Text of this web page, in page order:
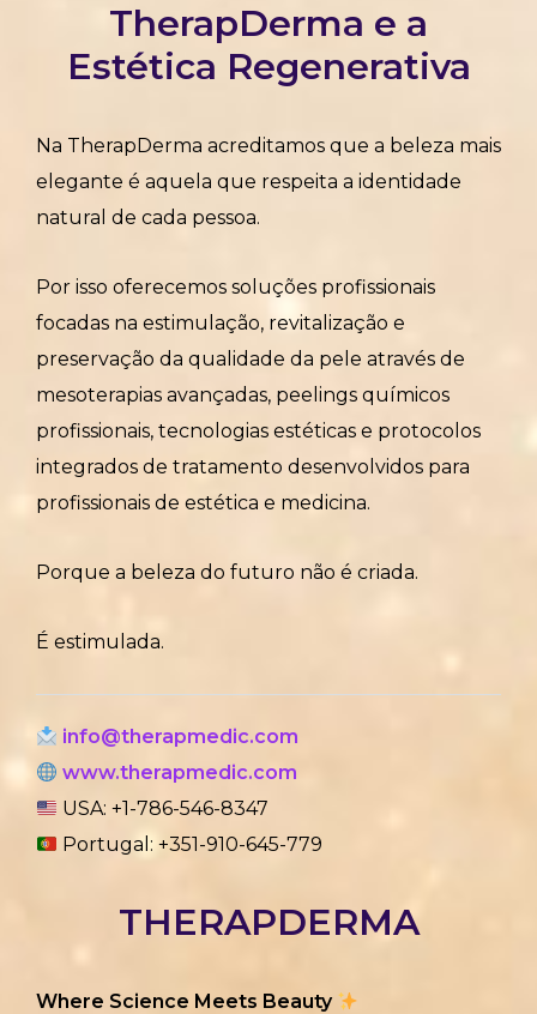
TherapDerma e a
Estética Regenerativa
Na TherapDerma acreditamos que a beleza mais
elegante é aquela que respeita a identidade
natural de cada pessoa.
Por isso oferecemos soluções profissionais
focadas na estimulação, revitalização e
preservação da qualidade da pele através de
mesoterapias avançadas, peelings químicos
profissionais, tecnologias estéticas e protocolos
integrados de tratamento desenvolvidos para
profissionais de estética e medicina.
Porque a beleza do futuro não é criada.
É estimulada.
info@therapmedic.com
www.therapmedic.com
USA: +1-786-546-8347
Portugal: +351-910-645-779
THERAPDERMA
Where Science Meets Beauty